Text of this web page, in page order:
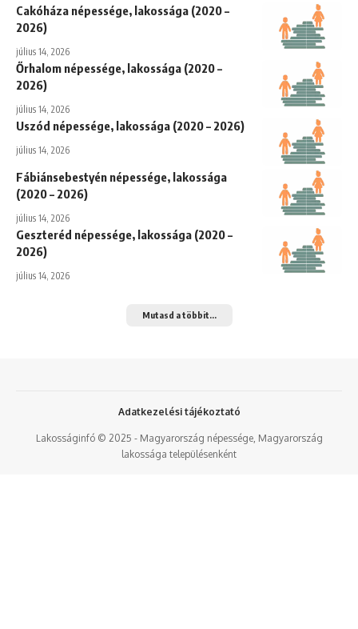
Cakóháza népessége, lakossága (2020 –
2026)
július 14, 2026
Őrhalom népessége, lakossága (2020 –
2026)
július 14, 2026
Uszód népessége, lakossága (2020 – 2026)
július 14, 2026
Fábiánsebestyén népessége, lakossága
(2020 – 2026)
július 14, 2026
Geszteréd népessége, lakossága (2020 –
2026)
július 14, 2026
Mutasd a többit...
Lakosságinfó © 2025 - Magyarország népessége, Magyarország
lakossága településenként
Adatkezelési tájékoztató